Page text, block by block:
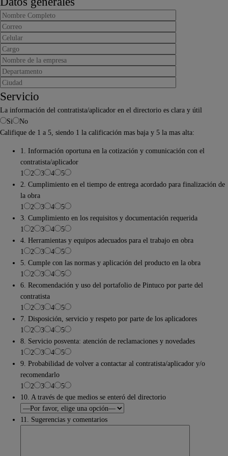
Servicio
La información del contratista/aplicador en el directorio es clara y útil
Si
No
Califique de 1 a 5, siendo 1 la calificación mas baja y 5 la mas alta:
1. Información oportuna en la cotización y comunicación con el
contratista/aplicador
1
2 3 4
5
2. Cumplimiento en el tiempo de entrega acordado para finalización de
la obra
1
2 3 4
5
3. Cumplimiento en los requisitos y documentación requerida
1
2 3 4
5
4. Herramientas y equipos adecuados para el trabajo en obra
1
2 3 4
5
5. Cumple con las normas y aplicación del producto en la obra
1
2 3 4
5
6. Recomendación y uso del portafolio de Pintuco por parte del
contratista
1
2 3 4
5
7. Disposición, servicio y respeto por parte de los aplicadores
1
2 3 4
5
8. Servicio posventa: atención de reclamaciones y novedades
1
2 3 4
5
9. Probabilidad de volver a contactar al contratista/aplicador y/o
recomendarlo
1
2 3 4
5
10. A través de que medios se enteró del directorio
11. Sugerencias y comentarios